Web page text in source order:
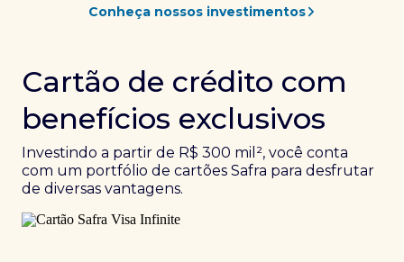
Conheça nossos investimentos
Cartão de crédito com
benefícios exclusivos
Investindo a partir de R$ 300 mil², você conta
com um portfólio de cartões Safra para desfrutar
de diversas vantagens.